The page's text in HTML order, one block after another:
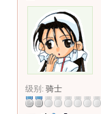
级别: 骑士